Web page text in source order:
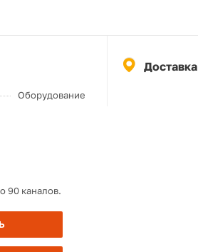
Оборудование
90 каналов.
Доставка